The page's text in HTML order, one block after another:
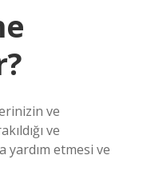
ve
ve
yardım etmesi ve